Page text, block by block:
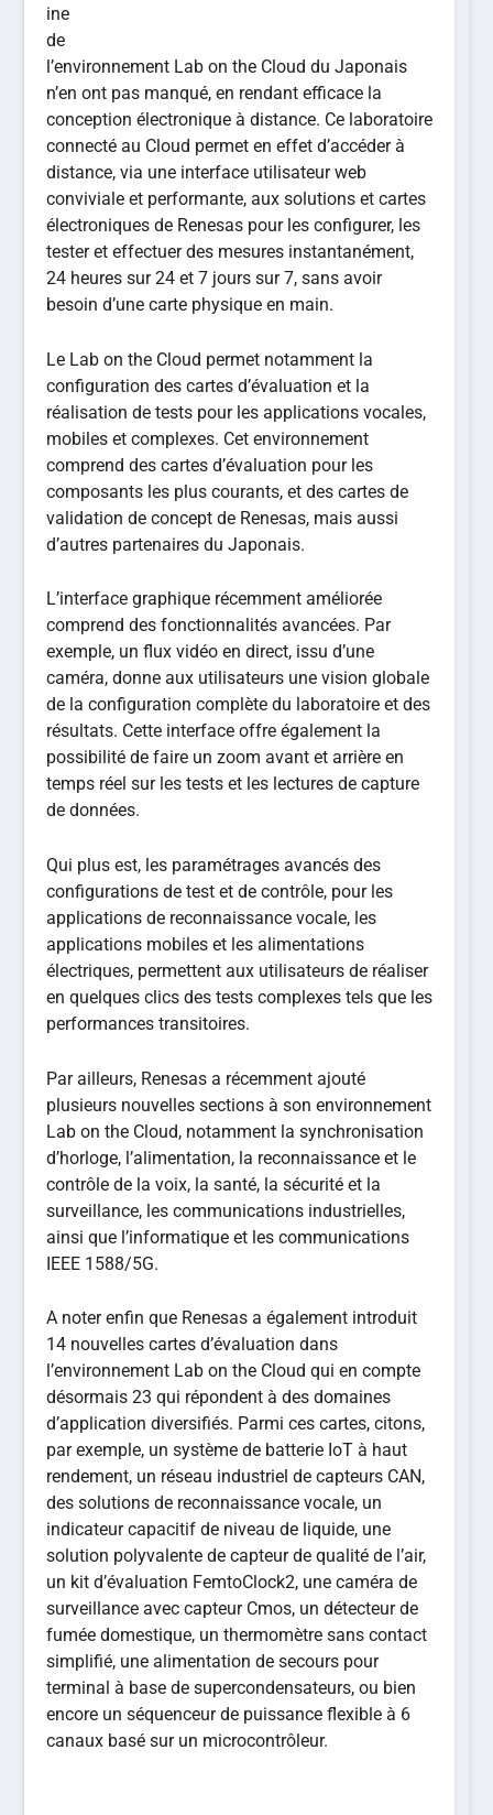
ine
de
l’environnement Lab on the Cloud du Japonais
n’en ont pas manqué, en rendant efficace la
conception électronique à distance. Ce laboratoire
connecté au Cloud permet en effet d’accéder à
distance, via une interface utilisateur web
conviviale et performante, aux solutions et cartes
électroniques de Renesas pour les configurer, les
tester et effectuer des mesures instantanément,
24 heures sur 24 et 7 jours sur 7, sans avoir
besoin d’une carte physique en main.
Le Lab on the Cloud permet notamment la
configuration des cartes d’évaluation et la
réalisation de tests pour les applications vocales,
mobiles et complexes. Cet environnement
comprend des cartes d’évaluation pour les
composants les plus courants, et des cartes de
validation de concept de Renesas, mais aussi
d’autres partenaires du Japonais.
L’interface graphique récemment améliorée
comprend des fonctionnalités avancées. Par
exemple, un flux vidéo en direct, issu d’une
caméra, donne aux utilisateurs une vision globale
de la configuration complète du laboratoire et des
résultats. Cette interface offre également la
possibilité de faire un zoom avant et arrière en
temps réel sur les tests et les lectures de capture
de données.
Qui plus est, les paramétrages avancés des
configurations de test et de contrôle, pour les
applications de reconnaissance vocale, les
applications mobiles et les alimentations
électriques, permettent aux utilisateurs de réaliser
en quelques clics des tests complexes tels que les
performances transitoires.
Par ailleurs, Renesas a récemment ajouté
plusieurs nouvelles sections à son environnement
Lab on the Cloud, notamment la synchronisation
d’horloge, l’alimentation, la reconnaissance et le
contrôle de la voix, la santé, la sécurité et la
surveillance, les communications industrielles,
ainsi que l’informatique et les communications
IEEE 1588/5G.
A noter enfin que Renesas a également introduit
14 nouvelles cartes d’évaluation dans
l’environnement Lab on the Cloud qui en compte
désormais 23 qui répondent à des domaines
d’application diversifiés. Parmi ces cartes, citons,
par exemple, un système de batterie IoT à haut
rendement, un réseau industriel de capteurs CAN,
des solutions de reconnaissance vocale, un
indicateur capacitif de niveau de liquide, une
solution polyvalente de capteur de qualité de l’air,
un kit d’évaluation FemtoClock2, une caméra de
surveillance avec capteur Cmos, un détecteur de
fumée domestique, un thermomètre sans contact
simplifié, une alimentation de secours pour
terminal à base de supercondensateurs, ou bien
encore un séquenceur de puissance flexible à 6
canaux basé sur un microcontrôleur.